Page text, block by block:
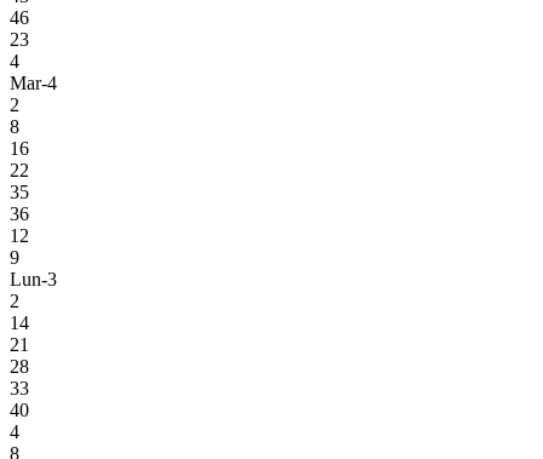
46
23
4
Mar-4
2
8
16
22
35
36
12
9
Lun-3
2
14
21
28
33
40
4
8